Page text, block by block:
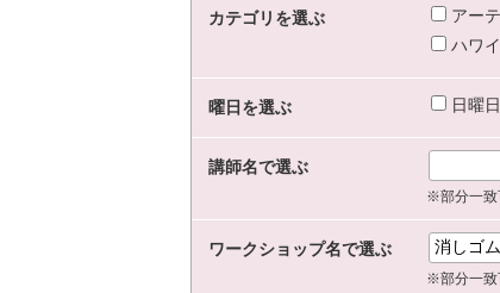
カテゴリを選ぶ アー
ハワ
曜日を選ぶ 日曜日
講師名で選ぶ
※部分一致
ワークショップ名で選ぶ
※部分一致